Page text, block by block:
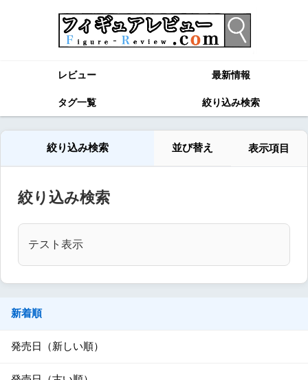
レビュー 最新情報
タグ一覧 絞り込み検索
絞り込み検索 並び替え 表示項目
絞り込み検索
テスト表示
新着順
発売日（新しい順）